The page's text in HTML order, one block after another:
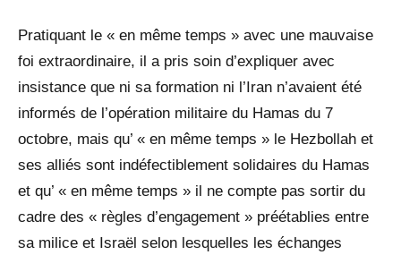
Pratiquant le « en même temps » avec une mauvaise
foi extraordinaire, il a pris soin d’expliquer avec
insistance que ni sa formation ni l’Iran n’avaient été
informés de l’opération militaire du Hamas du 7
octobre, mais qu’ « en même temps » le Hezbollah et
ses alliés sont indéfectiblement solidaires du Hamas
et qu’ « en même temps » il ne compte pas sortir du
cadre des « règles d’engagement » préétablies entre
sa milice et Israël selon lesquelles les échanges